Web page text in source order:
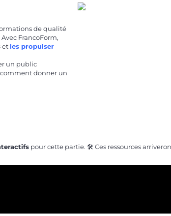
de qualité
FrancoForm,
et les propulser
un public
donner un
pour cette partie. 🛠️ Ces ressources